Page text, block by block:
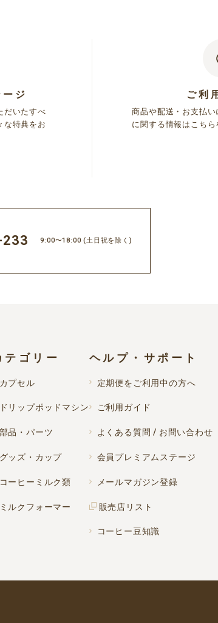
ジ
だいたすべ
な特典をお
ご利
商品や配送・お支払
に関する情報はこちら
9:00〜18:00(土日祝を除く)
テゴリー
カプセル
ドリップポッドマシン
部品・パーツ
グッズ・カップ
コーヒーミルク類
ミルクフォーマー
ヘルプ・サポート
定期便をご利用中の方へ
ご利用ガイド
よくある質問 / お問い合わせ
会員プレミアムステージ
メールマガジン登録
販売店リスト
コーヒー豆知識